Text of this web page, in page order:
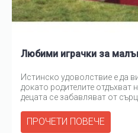
Любими играчки за
Истинско удоволствие е да
докато родителите отдъхват
децата се забавляват от
ПРОЧЕТИ ПОВЕЧЕ